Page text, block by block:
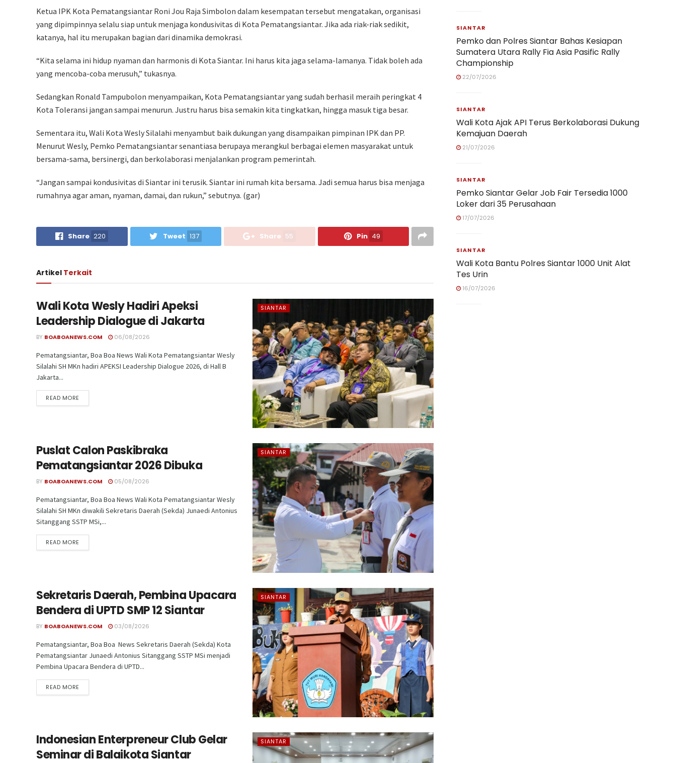
Ketua IPK Kota Pematangsiantar Roni Jou Raja Simbolon dalam kesempatan tersebut mengatakan, organisasi
yang dipimpinnya selalu siap untuk menjaga kondusivitas di Kota Pematangsiantar. Jika ada riak-riak sedikit,
katanya, hal itu merupakan bagian dari dinamika demokrasi.
“Kita selama ini hidup nyaman dan harmonis di Kota Siantar. Ini harus kita jaga selama-lamanya. Tidak boleh ada
yang mencoba-coba merusuh,” tukasnya.
Sedangkan Ronald Tampubolon menyampaikan, Kota Pematangsiantar yang sudah berhasil meraih peringkat 4
Kota Toleransi jangan sampai menurun. Justru harus bisa semakin kita tingkatkan, hingga masuk tiga besar.
Sementara itu, Wali Kota Wesly Silalahi menyambut baik dukungan yang disampaikan pimpinan IPK dan PP.
Menurut Wesly, Pemko Pematangsiantar senantiasa berupaya merangkul berbagai elemen masyarakat untuk
bersama-sama, bersinergi, dan berkolaborasi menjalankan program pemerintah.
“Jangan sampai kondusivitas di Siantar ini terusik. Siantar ini rumah kita bersama. Jadi semua harus bisa menjaga
rumahnya agar aman, nyaman, damai, dan rukun,” sebutnya. (gar)
Share 220 Tweet 137 Share 55 Pin 49
Artikel Terkait
SIANTAR
Wali Kota Wesly Hadiri Apeksi
Leadership Dialogue di Jakarta
BY BOABOANEWS.COM 06/08/2026
Pematangsiantar, Boa Boa News Wali Kota Pematangsiantar Wesly
Silalahi SH MKn hadiri APEKSI Leadership Dialogue 2026, di Hall B
Jakarta...
READ MORE
SIANTAR
Puslat Calon Paskibraka
Pematangsiantar 2026 Dibuka
BY BOABOANEWS.COM 05/08/2026
Pematangsiantar, Boa Boa News Wali Kota Pematangsiantar Wesly
Silalahi SH MKn diwakili Sekretaris Daerah (Sekda) Junaedi Antonius
Sitanggang SSTP MSi,...
READ MORE
SIANTAR
Sekretaris Daerah, Pembina Upacara
Bendera di UPTD SMP 12 Siantar
BY BOABOANEWS.COM 03/08/2026
Pematangsiantar, Boa Boa News Sekretaris Daerah (Sekda) Kota
Pematangsiantar Junaedi Antonius Sitanggang SSTP MSi menjadi
Pembina Upacara Bendera di UPTD...
READ MORE
SIANTAR
Indonesian Enterpreneur Club Gelar
Seminar di Balaikota Siantar
SIANTAR
Pemko dan Polres Siantar Bahas Kesiapan
Sumatera Utara Rally Fia Asia Pasific Rally
Championship
22/07/2026
SIANTAR
Wali Kota Ajak API Terus Berkolaborasi Dukung
Kemajuan Daerah
21/07/2026
SIANTAR
Pemko Siantar Gelar Job Fair Tersedia 1000
Loker dari 35 Perusahaan
17/07/2026
SIANTAR
Wali Kota Bantu Polres Siantar 1000 Unit Alat
Tes Urin
16/07/2026